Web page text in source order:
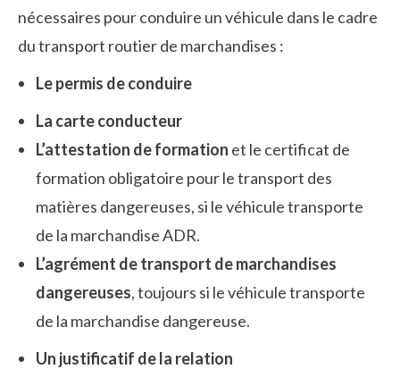
nécessaires pour conduire un véhicule dans le cadre
du transport routier de marchandises :
Le permis de conduire
La carte conducteur
L’attestation de formation et le certificat de
formation obligatoire pour le transport des
matières dangereuses, si le véhicule transporte
de la marchandise ADR.
L’agrément de transport de marchandises
dangereuses, toujours si le véhicule transporte
de la marchandise dangereuse.
Un justificatif de la relation